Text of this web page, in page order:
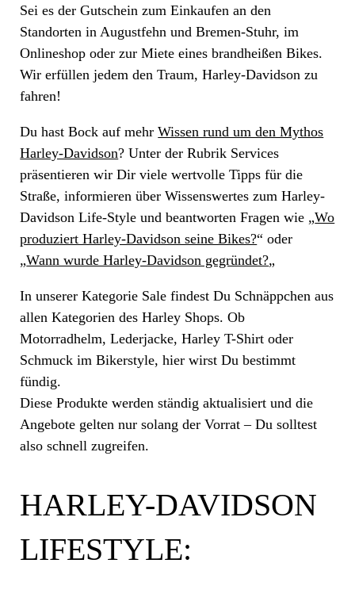
Sei es der Gutschein zum Einkaufen an den
Standorten in Augustfehn und Bremen-Stuhr, im
Onlineshop oder zur Miete eines brandheißen Bikes.
Wir erfüllen jedem den Traum, Harley-Davidson zu
fahren!
Du hast Bock auf mehrWissen rund um den Mythos
Harley-Davidson? Unter der Rubrik Services
präsentieren wir Dir viele wertvolle Tipps für die
Straße, informieren über Wissenswertes zum Harley-
Davidson Life-Style und beantworten Fragen wie „Wo
produziert Harley-Davidson seine Bikes?“ oder
„Wann wurde Harley-Davidson gegründet?„
In unserer Kategorie Sale findest Du Schnäppchen aus
allen Kategorien des Harley Shops. Ob
Motorradhelm, Lederjacke, Harley T-Shirt oder
Schmuck im Bikerstyle, hier wirst Du bestimmt
fündig.
Diese Produkte werden ständig aktualisiert und die
Angebote gelten nur solang der Vorrat – Du solltest
also schnell zugreifen.
HARLEY-DAVIDSON
LIFESTYLE: